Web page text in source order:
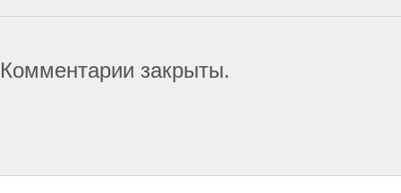
Комментарии закрыты.